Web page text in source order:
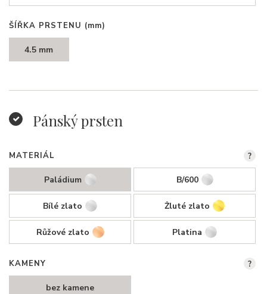
ŠÍŘKA PRSTENU (mm)
4.5 mm
Pánský prsten
MATERIÁL
Paládium B/600
Bílé zlato Žluté zlato
Růžové zlato Platina
?
KAMENY
bez kamene
?